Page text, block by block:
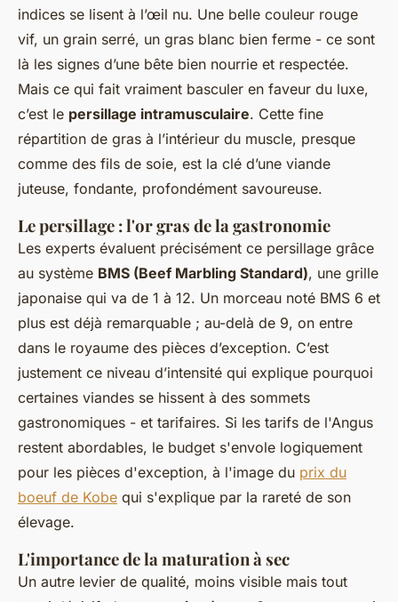
indices se lisent à l’œil nu. Une belle couleur rouge
vif, un grain serré, un gras blanc bien ferme - ce sont
là les signes d’une bête bien nourrie et respectée.
Mais ce qui fait vraiment basculer en faveur du luxe,
c’est le persillage intramusculaire. Cette fine
répartition de gras à l’intérieur du muscle, presque
comme des fils de soie, est la clé d’une viande
juteuse, fondante, profondément savoureuse.
Le persillage : l'or gras de la gastronomie
Les experts évaluent précisément ce persillage grâce
au système BMS (Beef Marbling Standard), une grille
japonaise qui va de 1 à 12. Un morceau noté BMS 6 et
plus est déjà remarquable ; au-delà de 9, on entre
dans le royaume des pièces d’exception. C’est
justement ce niveau d’intensité qui explique pourquoi
certaines viandes se hissent à des sommets
gastronomiques - et tarifaires. Si les tarifs de l'Angus
restent abordables, le budget s'envole logiquement
pour les pièces d'exception, à l'image du prix du
boeuf de Kobe qui s'explique par la rareté de son
élevage.
L'importance de la maturation à sec
Un autre levier de qualité, moins visible mais tout